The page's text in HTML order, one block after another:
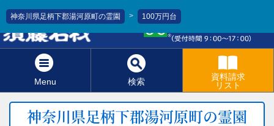
Menu 検索
資料請求
リスト
神奈川県足柄下郡湯河原町の霊園 > 100万円台
神奈川県足柄下郡湯河原町の霊園